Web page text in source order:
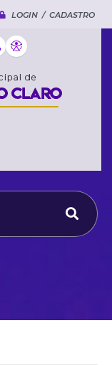
LOGIN / CADASTRO